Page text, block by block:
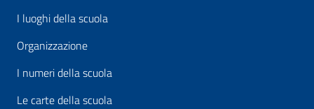
I luoghi della scuola
Organizzazione
I numeri della scuola
Le carte della scuola